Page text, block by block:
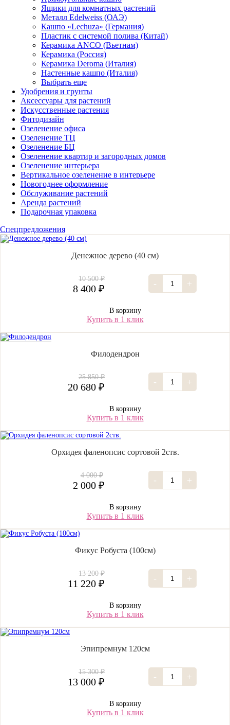
Ящики для комнатных растений
Металл Edelweiss (ОАЭ)
Кашпо «Lechuza» (Германия)
Пластик с системой полива (Китай)
Керамика ANCO (Вьетнам)
Керамика (Россия)
Керамика Deroma (Италия)
Настенные кашпо (Италия)
Выбрать еще
Удобрения и грунты
Аксессуары для растений
Искусственные растения
Фитодизайн
Озеленение офиса
Озеленение ТЦ
Озеленение БЦ
Озеленение квартир и загородных домов
Озеленение интерьера
Вертикальное озеленение в интерьере
Новогоднее оформление
Обслуживание растений
Аренда растений
Подарочная упаковка
Спецпредложения
Денежное дерево (40 cм)
10 500 ₽
8 400 ₽ - +
В корзину
Купить в 1 клик
Филодендрон
25 850 ₽
20 680 ₽ - +
В корзину
Купить в 1 клик
Орхидея фаленопсис сортовой 2ств.
4 000 ₽
2 000 ₽ - +
В корзину
Купить в 1 клик
Фикус Робуста (100см)
13 200 ₽
11 220 ₽ - +
В корзину
Купить в 1 клик
Эпипремнум 120см
15 300 ₽
13 000 ₽ - +
В корзину
Купить в 1 клик